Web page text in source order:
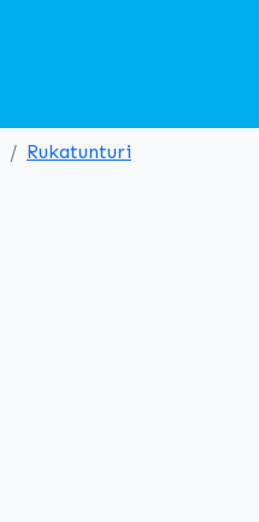
Rukatunturi